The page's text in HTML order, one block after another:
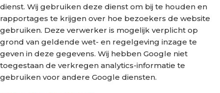
dienst. Wij gebruiken deze dienst om bij te houden en
rapportages te krijgen over hoe bezoekers de website
gebruiken. Deze verwerker is mogelijk verplicht op
grond van geldende wet- en regelgeving inzage te
geven in deze gegevens. Wij hebben Google niet
toegestaan de verkregen analytics-informatie te
gebruiken voor andere Google diensten.